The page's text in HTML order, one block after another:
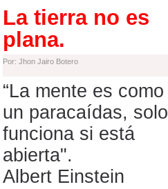
La tierra no es
plana.
Por: Jhon Jairo Botero
“La mente es como
un paracaídas, solo
funciona si está
abierta".
Albert Einstein